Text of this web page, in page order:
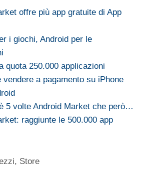
offre più app gratuite di App
i giochi, Android per le
quota 250.000 applicazioni
vendere a pagamento su iPhone
5 volte Android Market che però…
raggiunte le 500.000 app
, Store